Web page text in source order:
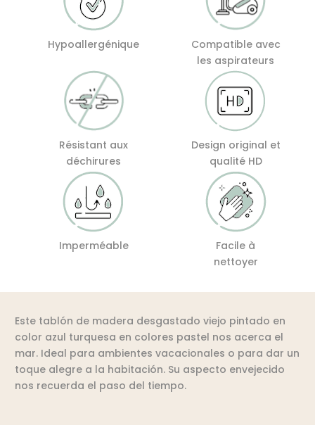
Hypoallergénique
Compatible avec
les aspirateurs
Résistant aux
déchirures
Design original et
qualité HD
Imperméable
Facile à
nettoyer
Este tablón de madera desgastado viejo pintado en
color azul turquesa en colores pastel nos acerca el
mar. Ideal para ambientes vacacionales o para dar un
toque alegre a la habitación. Su aspecto envejecido
nos recuerda el paso del tiempo.